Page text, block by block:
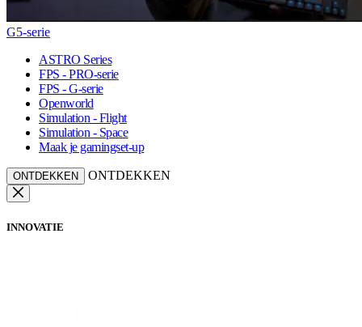
G5-serie
ASTRO Series
FPS - PRO-serie
FPS - G-serie
Openworld
Simulation - Flight
Simulation - Space
Maak je gamingset-up
ONTDEKKEN ONTDEKKEN
INNOVATIE